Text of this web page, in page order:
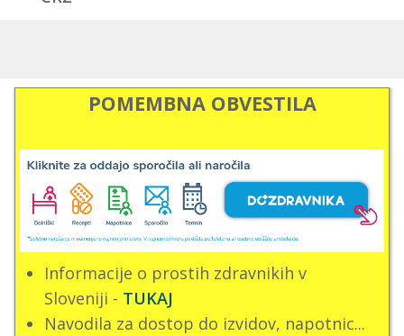
POMEMBNA OBVESTILA
Informacije o prostih zdravnikih v
Sloveniji - TUKAJ
Navodila za dostop do izvidov, napotnic...